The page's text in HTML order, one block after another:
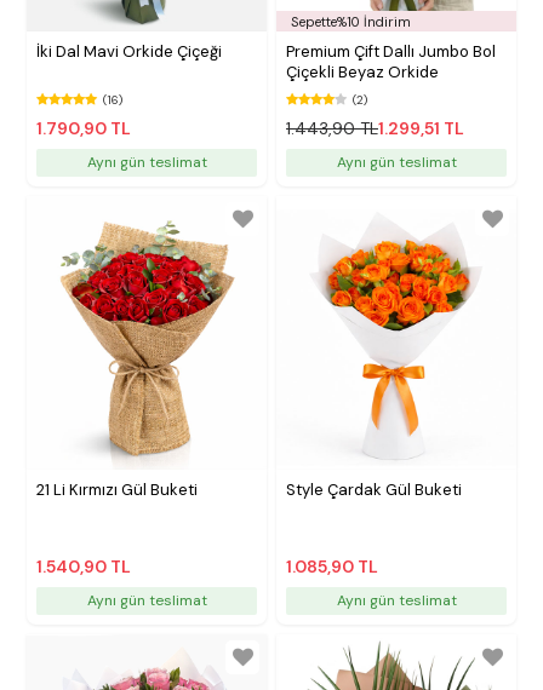
İki Dal Mavi Orkide Çiçeği
(16)
1.790,90 TL
Aynı gün teslimat
Sepette%10 İndirim
Premium Çift Dallı Jumbo Bol
Çiçekli Beyaz Orkide
(2)
1.443,90 TL1.299,51 TL
Aynı gün teslimat
21 Li Kırmızı Gül Buketi
1.540,90 TL
Aynı gün teslimat
Style Çardak Gül Buketi
1.085,90 TL
Aynı gün teslimat